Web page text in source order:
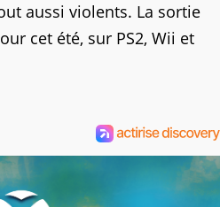
aussi violents. La sortie
cet été, sur PS2, Wii et